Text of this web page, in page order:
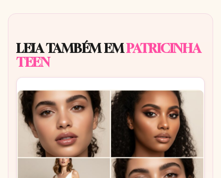
LEIA TAMBÉM EMPATRICINHA
TEEN